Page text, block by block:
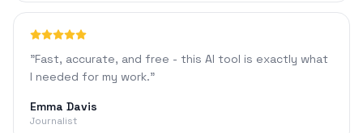
"Fast, accurate, and free - this AI tool is exactly what
I needed for my work."
Emma Davis
Journalist